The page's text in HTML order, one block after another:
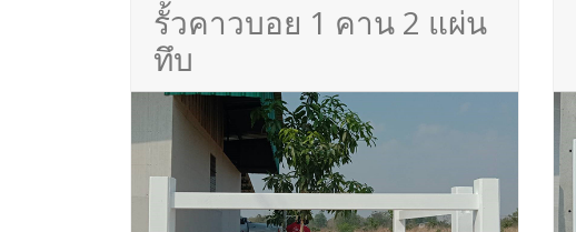
รั้วคาวบอย 1 คาน 2 แผ่น
ทึบ